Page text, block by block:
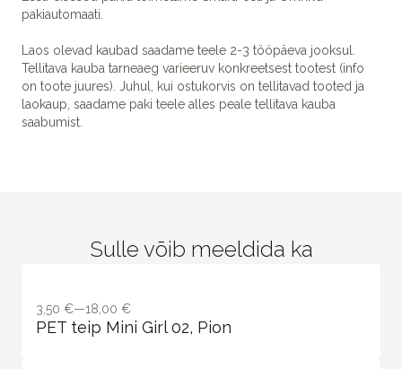
pakiautomaati.
Laos olevad kaubad saadame teele 2-3 tööpäeva jooksul.
Tellitava kauba tarneaeg varieeruv konkreetsest tootest (info
on toote juures). Juhul, kui ostukorvis on tellitavad tooted ja
laokaup, saadame paki teele alles peale tellitava kauba
saabumist.
Sulle võib meeldida ka
3,50 €—18,00 €
PET teip Mini Girl 02, Pion